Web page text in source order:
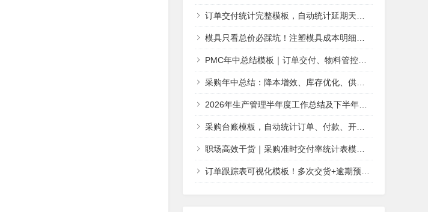
订单交付统计完整模板，自动统计延期天数、交付达成率
模具只看总价必踩坑！注塑模具成本明细报价单（附模板），采购核对报价专用
PMC年中总结模板｜订单交付、物料管控、新产线落地工作汇报
采购年中总结：降本增效、库存优化、供应链风险防控方案
2026年生产管理半年度工作总结及下半年工作计划
采购台账模板，自动统计订单、付款、开票数据
职场高效干货｜采购准时交付率统计表模板，新手也能零失误统计
订单跟踪表可视化模板！多次交货+逾期预警一步到位！